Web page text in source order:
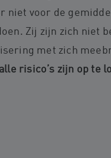
niet voor de
Zij zijn zich niet
met zich
risico’s zijn op te